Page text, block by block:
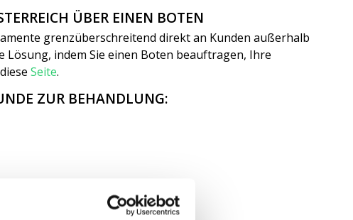
ÜBER EINEN BOTEN
grenzüberschreitend direkt an Kunden außerhalb
Lösung, indem Sie einen Boten beauftragen, Ihre
Seite.
ZUR BEHANDLUNG: